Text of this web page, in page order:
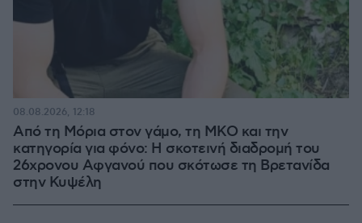
Από τη Μόρια στον γάμο, τη ΜΚΟ και την
κατηγορία για φόνο: Η σκοτεινή διαδρομή του
26χρονου Αφγανού που σκότωσε τη Βρετανίδα
στην Κυψέλη
08.08.2026, 12:18